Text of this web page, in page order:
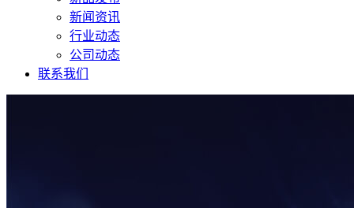
新闻资讯
行业动态
公司动态
联系我们